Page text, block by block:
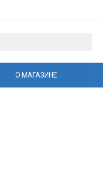
О МАГАЗИНЕ